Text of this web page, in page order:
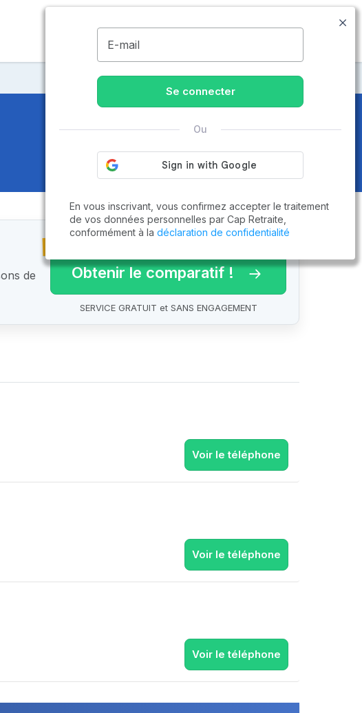
09.74.59.59.57
de
Obtenir le comparatif !
SERVICE GRATUIT et SANS ENGAGEMENT
Voir le téléphone
Voir le téléphone
Voir le téléphone
E-mail
Se connecter
Ou
En vous inscrivant, vous confirmez accepter le traitement
de vos données personnelles par Cap Retraite,
conformément à la déclaration de confidentialité